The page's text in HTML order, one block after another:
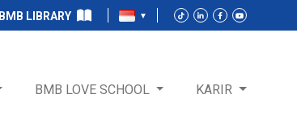
BMB LIBRARY
BMB LOVE SCHOOL KARIR